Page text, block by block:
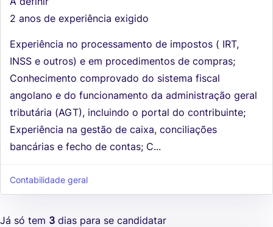
2 anos de experiência exigido
Experiência no processamento de impostos ( IRT,
INSS e outros) e em procedimentos de compras;
Conhecimento comprovado do sistema fiscal
angolano e do funcionamento da administração geral
tributária (AGT), incluindo o portal do contribuinte;
Experiência na gestão de caixa, conciliações
bancárias e fecho de contas; C...
Contabilidade geral
Já só tem 3 dias para se candidatar